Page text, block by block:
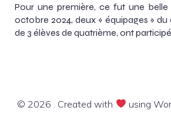
Pour une première, ce fut une belle
octobre 2024, deux « équipages »
de 3 élèves de quatrième, ont
© 2026 . Created with using